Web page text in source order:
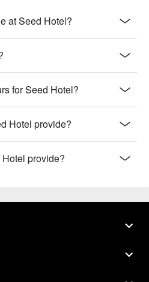
at Seed Hotel?
for Seed Hotel?
Hotel provide?
provide?